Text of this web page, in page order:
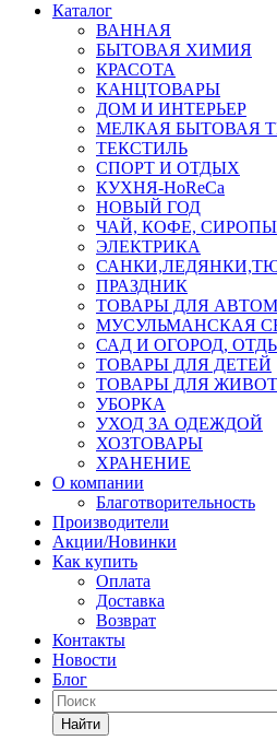
Каталог
ВАННАЯ
БЫТОВАЯ ХИМИЯ
КРАСОТА
КАНЦТОВАРЫ
ДОМ И ИНТЕРЬЕР
МЕЛКАЯ БЫТОВАЯ
ТЕКСТИЛЬ
СПОРТ И ОТДЫХ
КУХНЯ-HoReCa
НОВЫЙ ГОД
ЧАЙ, КОФЕ, СИРОПЫ
ЭЛЕКТРИКА
ПРАЗДНИК
ТОВАРЫ ДЛЯ
МУСУЛЬМАНСКАЯ
САД И ОГОРОД,
ТОВАРЫ ДЛЯ ДЕТЕЙ
ТОВАРЫ ДЛЯ
УБОРКА
УХОД ЗА ОДЕЖДОЙ
ХОЗТОВАРЫ
ХРАНЕНИЕ
О компании
Благотворительность
Производители
Акции/Новинки
Как купить
Оплата
Доставка
Возврат
Контакты
Новости
Блог
Найти